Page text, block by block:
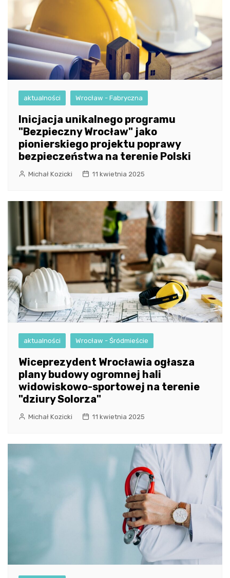
aktualności Wrocław - Fabryczna
Inicjacja unikalnego programu
"Bezpieczny Wrocław" jako
pionierskiego projektu poprawy
bezpieczeństwa na terenie Polski
Michał Kozicki 11 kwietnia 2025
aktualności Wrocław - Śródmieście
Wiceprezydent Wrocławia ogłasza
plany budowy ogromnej hali
widowiskowo-sportowej na terenie
"dziury Solorza"
Michał Kozicki 11 kwietnia 2025